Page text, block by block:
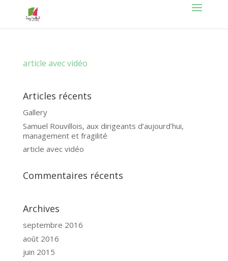
article avec vidéo
Articles récents
Gallery
Samuel Rouvillois, aux dirigeants d’aujourd’hui,
management et fragilité
article avec vidéo
Commentaires récents
Archives
septembre 2016
août 2016
juin 2015